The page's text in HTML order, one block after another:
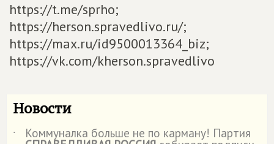
https://t.me/sprho;
https://herson.spravedlivo.ru/;
https://max.ru/id9500013364_biz;
https://vk.com/kherson.spravedlivo
Новости
˙ Коммуналка больше не по карману! Партия